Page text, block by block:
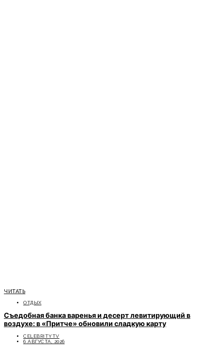
ЧИТАТЬ
ОТДЫХ
Съедобная банка варенья и десерт левитирующий в
воздухе: в «Притче» обновили сладкую карту
CELEBRITYTV
6 АВГУСТА, 2026